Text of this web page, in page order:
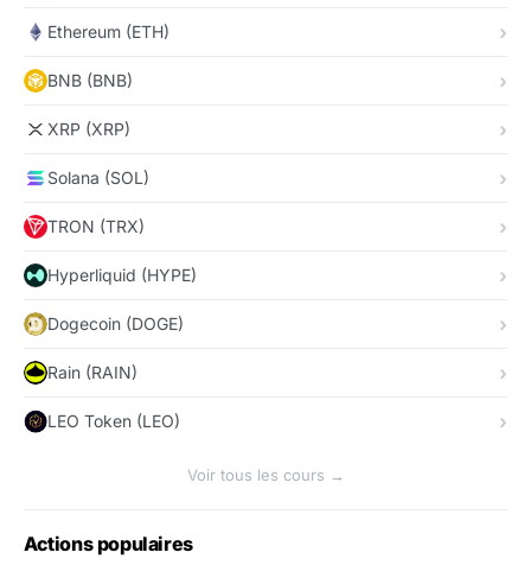
Ethereum (ETH)
BNB (BNB)
XRP (XRP)
Solana (SOL)
TRON (TRX)
Hyperliquid (HYPE)
Dogecoin (DOGE)
Rain (RAIN)
LEO Token (LEO)
Voir tous les cours →
Actions populaires